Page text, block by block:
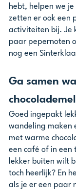
hebt, helpen we
zetten er ook een
activiteiten bij. Je
paar pepernoten
nog een
Ga samen
Goed ingepakt
wandeling maken
met warme
een café of in een
lekker buiten wilt
toch heerlijk? En
als je er een paar